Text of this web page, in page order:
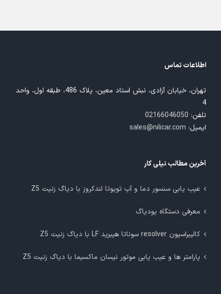
اطلاعات تماس
تهران، خیابان آزادی، نبش استاد معین، پلاک 486، طبقه اول، واحد
4
تلفن: 02166046050
ایمیل: sales@nilicar.com
آخرین مطالب نیلی کار
عیب یابی سنسور دما و آب تویوتا لندکروز با دیاگ زنیت Z5
معرفی دستگاه یودیاگ
کالیبراسیون resolver سوناتا هیبرید LF با دیاگ زنیت Z5
پارامتر ها و عیب یابی موتور نیسان ماکسیما با دیاگ زنیت Z5